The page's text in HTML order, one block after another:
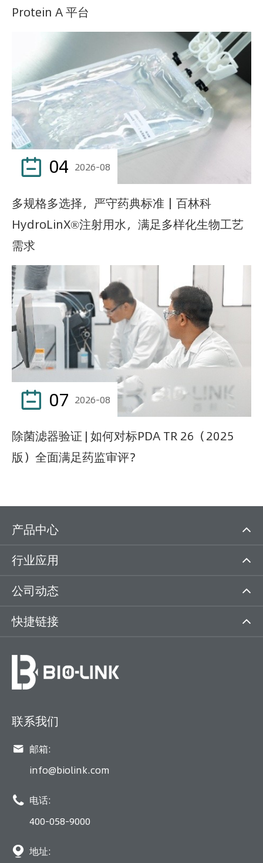
Protein A 平台
 04 2026-08
多规格多选择，严守药典标准｜百林科
HydroLinX®注射用水，满足多样化生物工艺
需求
 07 2026-08
除菌滤器验证 | 如何对标PDA TR 26（2025
版）全面满足药监审评？
产品中心
行业应用
公司动态
快捷链接
联系我们
 邮箱:
info@biolink.com
 电话:
400-058-9000
 地址: